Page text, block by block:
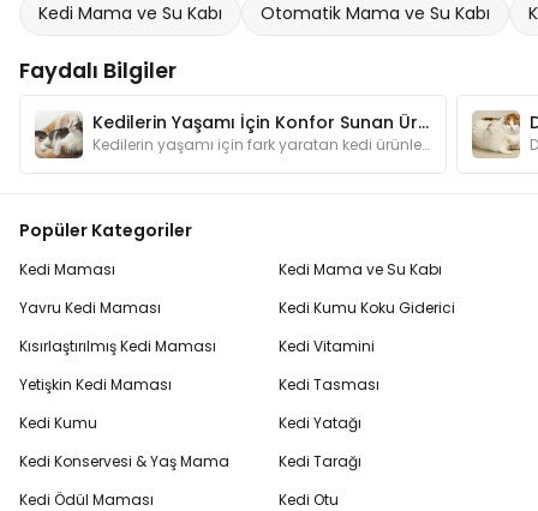
Kedi Mama ve Su Kabı Otomatik Mama ve Su Kabı
Faydalı Bilgiler
Kedilerin Yaşamı İçin Konfor Sunan Ürünler
Kedilerin yaşamı için fark yaratan kedi ürünleri hakkında hazırladığımız bu yazımızda kedileri mutlu edebilecek öneriler bulabilirsiniz.
Popüler Kategoriler
Kedi Maması
Yavru Kedi Maması
Kısırlaştırılmış Kedi Maması
Yetişkin Kedi Maması
Kedi Kumu
Kedi Konservesi & Yaş Mama
Kedi Ödül Maması
Kedi Mama ve Su Kabı
Kedi Kumu Koku Giderici
Kedi Vitamini
Kedi Tasması
Kedi Yatağı
Kedi Tarağı
Kedi Otu